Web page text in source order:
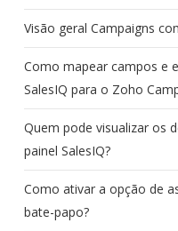
Visão geral Campaigns
Como mapear campos e
SalesIQ para o Zoho
Quem pode visualizar os
painel SalesIQ?
Como ativar a opção de
bate-papo?